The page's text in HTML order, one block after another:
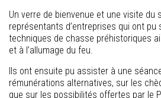
Un verre de bienvenue et une visite
représentants d’entreprises qui ont pu
techniques de chasse préhistoriques
et à l’allumage du feu.
Ils ont ensuite pu assister à une
rémunérations alternatives, sur les
que sur les possibilités offertes par le